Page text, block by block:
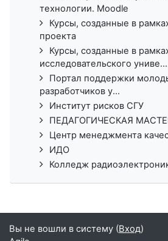
технологии. Moodle
Курсы, созданные в
проекта
Курсы, созданные в
исследовательского униве...
Портал поддержки
разработчиков у...
Институт рисков СГУ
ПЕДАГОГИЧЕСКАЯ
Центр менеджмента
ИДО
Колледж
Вы не вошли в систему (Вход)